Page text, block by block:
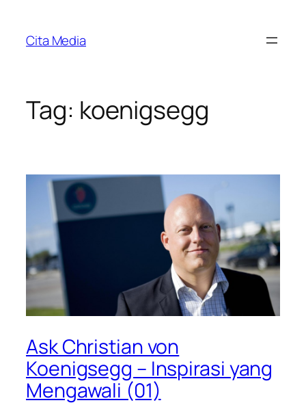
content
Cita Media
Tag: koenigsegg
Ask Christian von
Koenigsegg – Inspirasi yang
Mengawali (01)